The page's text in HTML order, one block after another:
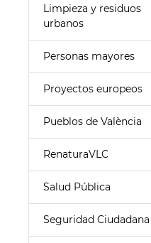
Limpieza y residuos
urbanos
Personas mayores
Proyectos europeos
Pueblos de València
RenaturaVLC
Salud Pública
Seguridad Ciudadana